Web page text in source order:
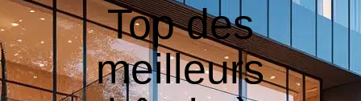
Top des
meilleurs